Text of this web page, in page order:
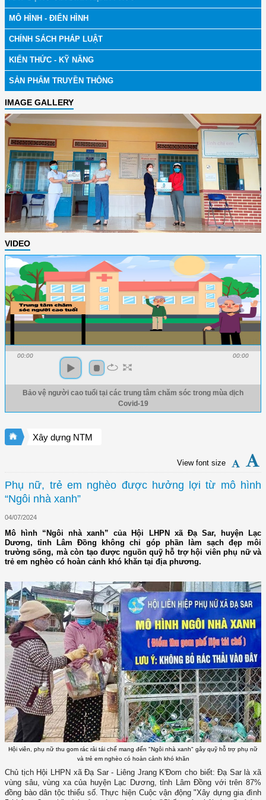
MÔ HÌNH - ĐIỂN HÌNH
CHÍNH SÁCH PHÁP LUẬT
KIẾN THỨC - KỸ NĂNG
SẢN PHẨM TRUYỀN THÔNG
IMAGE GALLERY
VIDEO
00:00 00:00
Bảo vệ người cao tuổi tại các trung tâm chăm sóc trong mùa dịch
Covid-19
Xây dựng NTM
View font size
Phụ nữ, trẻ em nghèo được hưởng lợi từ mô hình
“Ngôi nhà xanh”
04/07/2024
Mô hình “Ngôi nhà xanh” của Hội LHPN xã Đạ Sar, huyện Lạc
Dương, tỉnh Lâm Đồng không chỉ góp phần làm sạch đẹp môi
trường sống, mà còn tạo được nguồn quỹ hỗ trợ hội viên phụ nữ và
trẻ em nghèo có hoàn cảnh khó khăn tại địa phương.
Hội viên, phụ nữ thu gom rác rải tái chế mang đến "Ngôi nhà xanh" gây quỹ hỗ trợ phụ nữ
và trẻ em nghèo có hoàn cảnh khó khăn
Chủ tịch Hội LHPN xã Đạ Sar - Liêng Jrang K'Đom cho biết: Đạ Sar là xã
vùng sâu, vùng xa của huyện Lạc Dương, tỉnh Lâm Đồng với trên 87%
đồng bào dân tộc thiểu số. Thực hiện Cuộc vận động "Xây dựng gia đình